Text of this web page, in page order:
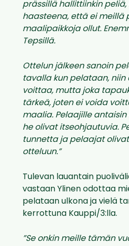
prässillä hallittiinkin peliä,
haasteena, että ei meillä
maalipaikkoja ollut.
Tepsillä.
Ottelun jälkeen sanoin
tavalla kun pelataan, niin
voittaa, mutta joka
tärkeä, joten ei voida
maalia. Pelaajille
he olivat itseohjautuvia.
tunnetta ja pelaajat
otteluun.”
Tulevan lauantain
vastaan Ylinen odottaa
pelataan ulkona ja vielä
kerrottuna Kauppi/3:lla.
”Se onkin meille tämän